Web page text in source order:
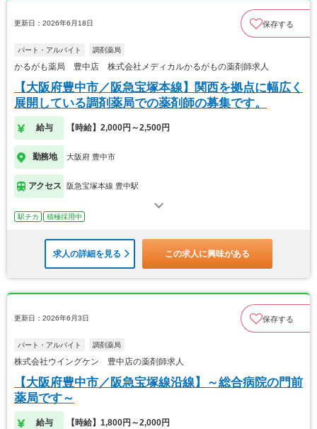
更新日：2026年6月18日 保存する
パート・アルバイト 調剤薬局
かるがも薬局 豊中店 株式会社メディカルかるがもの薬剤師求人
【大阪府豊中市／阪急宝塚本線】関西を拠点に幅広く
展開している調剤薬局での薬剤師の募集です。
給与 【時給】2,000円～2,500円
勤務地 大阪府 豊中市
アクセス 阪急宝塚本線 豊中駅
駅チカ 積極採用中
求人の詳細を見る この求人に興味がある
更新日：2026年6月3日 保存する
パート・アルバイト 調剤薬局
株式会社ウイングケン 豊中店の薬剤師求人
【大阪府豊中市／阪急宝塚線沿線】～総合病院の門前
薬局です～
給与 【時給】1,800円～2,000円